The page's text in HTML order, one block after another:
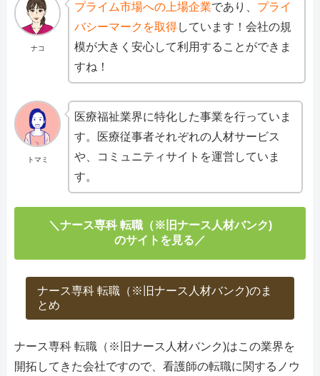
ナコ
プライム市場への上場企業であり、 プライ
バシーマークを取得しています！会社の規
模が大きく安心して利用することができま
すね！
トマミ
医療福祉業界に特化した事業を行っていま
す。医療従事者それぞれの人材サービス
や、コミュニティサイトを運営していま
す。
＼ナース専科 転職（※旧ナース人材バンク)
のサイトを見る／
ナース専科 転職（※旧ナース人材バンク)のま
とめ
ナース専科 転職（※旧ナース人材バンク)はこの業界を
開拓してきた会社ですので、看護師の転職に関するノウ